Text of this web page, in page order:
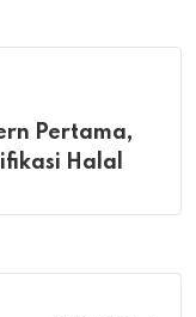
Pertama,
Halal